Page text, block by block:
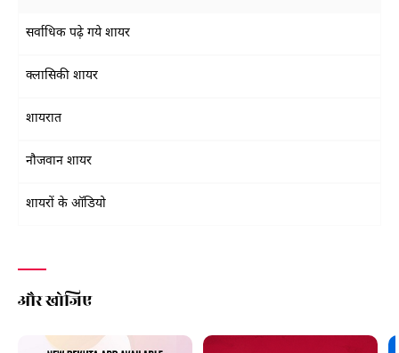
सर्वाधिक पढ़े गये शायर
क्लासिकी शायर
शायरात
नौजवान शायर
शायरों के ऑडियो
और खोजिए